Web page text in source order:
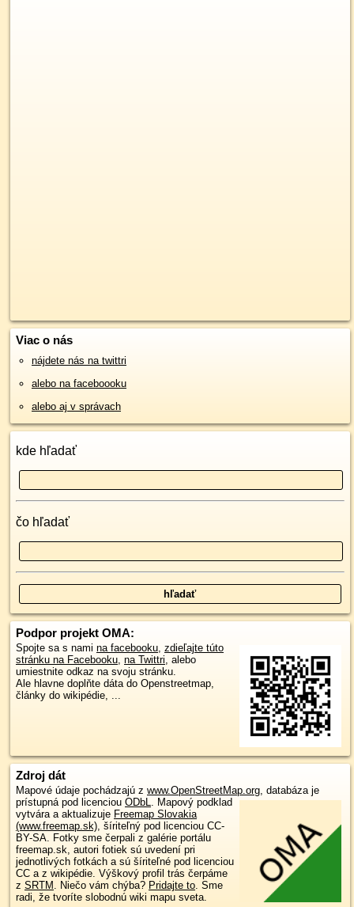
Viac o nás
nájdete nás na twittri
alebo na faceboooku
alebo aj v správach
kde hľadať
čo hľadať
Podpor projekt OMA:
Spojte sa s nami na facebooku, zdieľajte túto
stránku na Facebooku, na Twittri, alebo
umiestnite odkaz na svoju stránku.
Ale hlavne doplňte dáta do Openstreetmap,
články do wikipédie, ...
Zdroj dát
Mapové údaje pochádzajú z www.OpenStreetMap.org, databáza je
prístupná pod licenciou ODbL. Mapový podklad
vytvára a aktualizuje Freemap Slovakia
(www.freemap.sk), šíriteľný pod licenciou CC-
BY-SA. Fotky sme čerpali z galérie portálu
freemap.sk, autori fotiek sú uvedení pri
jednotlivých fotkách a sú šíriteľné pod licenciou
CC a z wikipédie. Výškový profil trás čerpáme
z SRTM . Niečo vám chýba? Pridajte to. Sme
radi, že tvoríte slobodnú wiki mapu sveta.